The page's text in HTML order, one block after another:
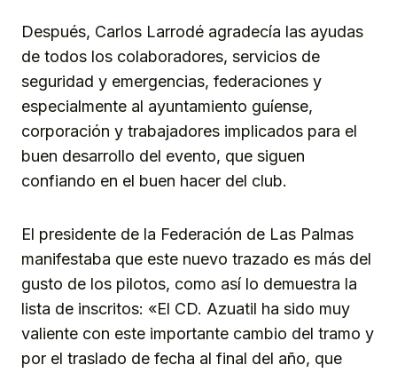
Después, Carlos Larrodé agradecía las ayudas
de todos los colaboradores, servicios de
seguridad y emergencias, federaciones y
especialmente al ayuntamiento guíense,
corporación y trabajadores implicados para el
buen desarrollo del evento, que siguen
confiando en el buen hacer del club.
El presidente de la Federación de Las Palmas
manifestaba que este nuevo trazado es más del
gusto de los pilotos, como así lo demuestra la
lista de inscritos: «El CD. Azuatil ha sido muy
valiente con este importante cambio del tramo y
por el traslado de fecha al final del año, que